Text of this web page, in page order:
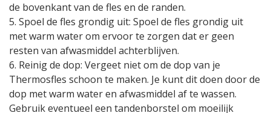
de bovenkant van de fles en de randen.
5. Spoel de fles grondig uit: Spoel de fles grondig uit
met warm water om ervoor te zorgen dat er geen
resten van afwasmiddel achterblijven.
6. Reinig de dop: Vergeet niet om de dop van je
Thermosfles schoon te maken. Je kunt dit doen door de
dop met warm water en afwasmiddel af te wassen.
Gebruik eventueel een tandenborstel om moeilijk